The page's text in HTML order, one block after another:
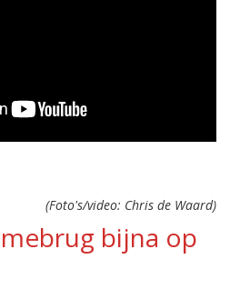
(Foto's/video: Chris de Waard)
bijna op